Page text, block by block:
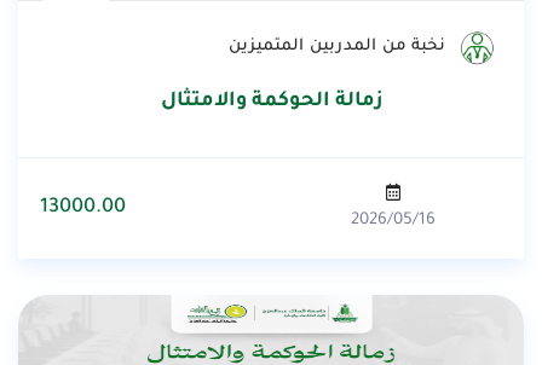
نخبة من المدربين المتميزين
زمالة الحوكمة والامتثال
2026/05/16
13000.00